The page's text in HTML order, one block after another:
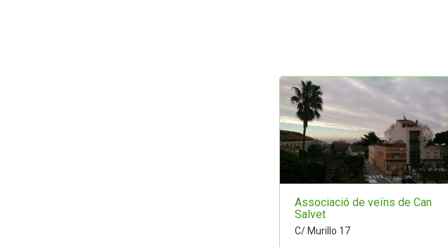
Associació de veïns de Can
Salvet
C/ Murillo 17